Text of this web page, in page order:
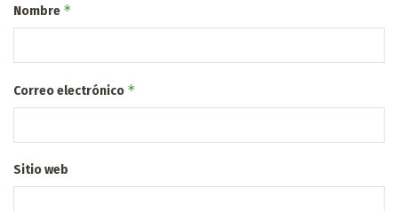
Nombre *
Correo electrónico *
Sitio web